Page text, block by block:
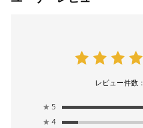
レビュー件数：
★ 5
★ 4